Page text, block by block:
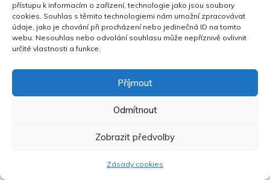
přístupu k informacím o zařízení, technologie jako jsou soubory
cookies. Souhlas s těmito technologiemi nám umožní zpracovávat
údaje, jako je chování při procházení nebo jedinečná ID na tomto
webu. Nesouhlas nebo odvolání souhlasu může nepříznivě ovlivnit
určité vlastnosti a funkce.
Příjmout
Odmítnout
Zobrazit předvolby
Zásady cookies
Copyright 2025 ©DriveSpace. All Rights Reserved &